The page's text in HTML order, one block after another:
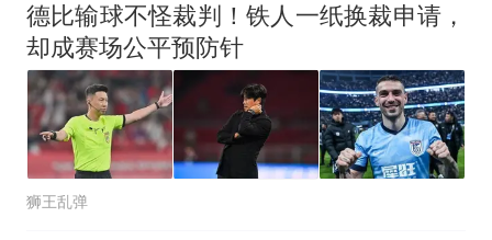
德比输球不怪裁判！铁人一纸换裁申请，
却成赛场公平预防针
狮王乱弹